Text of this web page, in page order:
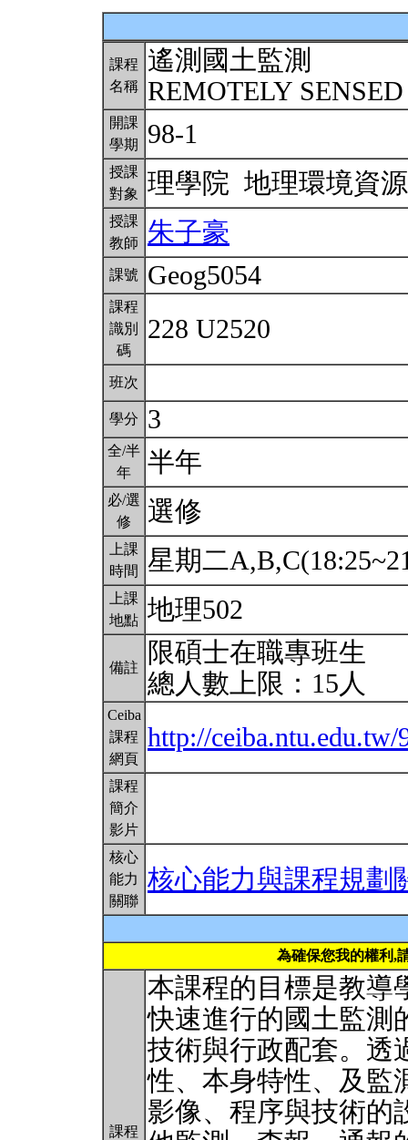
課程
名稱
遙測國土監測
REMOTELY
開課
學期
98-1
授課
對象
理學院 地理環境資
授課
教師
朱子豪
課號 Geog5054
課程
識別
碼
228 U2520
班次
學分 3
全/半
年
半年
必/選
修
選修
上課
時間
星期二
上課
地點 地理502
備註
限碩士在職專班生
總人數上限：15人
Ceiba
課程
網頁
http://
課程
簡介
影片
核心
能力
關聯
核心能力與課程規劃
為確保您我的權利,
課程
本課程的目標是教導
快速進行的國土監測
技術與行政配套。透
性、本身特性、及監
影像、程序與技術的